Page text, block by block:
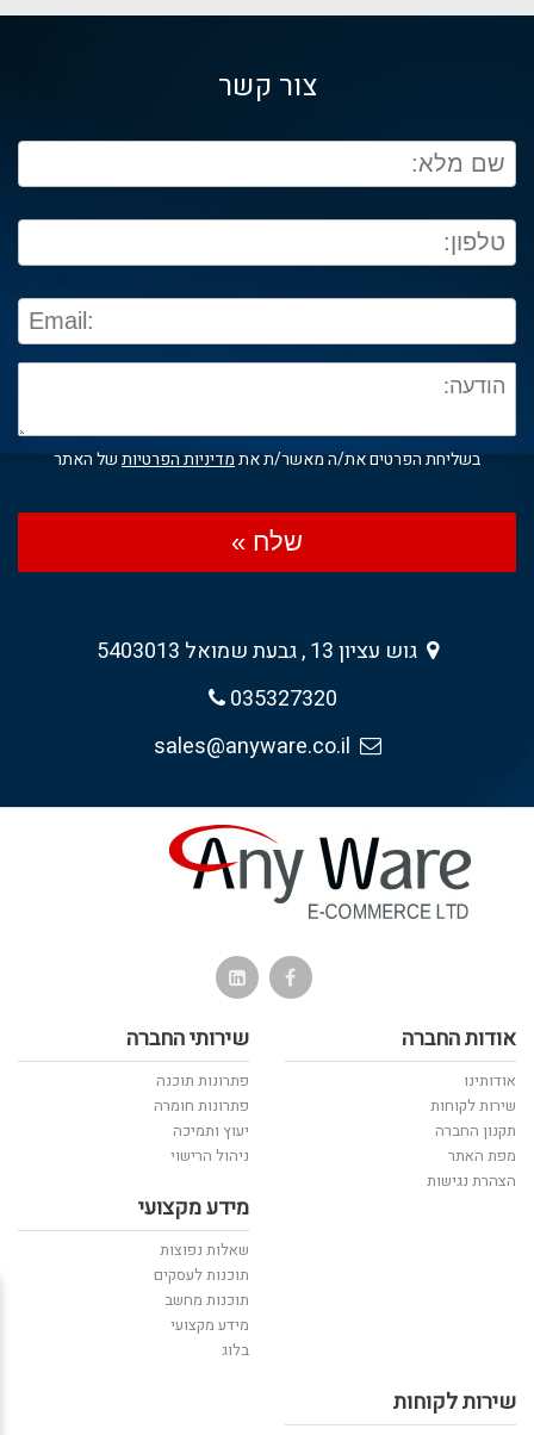
צור קשר
בשליחת הפרטים את/ה מאשר/ת אתמדיניות הפרטיותשל האתר
שלח »
גוש עציון 13 , גבעת שמואל 5403013
035327320
אודות החברה
אודותינו
שירות לקוחות
תקנון החברה
מפת האתר
הצהרת נגישות
שירותי החברה
פתרונות תוכנה
פתרונות חומרה
יעוץ ותמיכה
ניהול הרישוי
מידע מקצועי
שאלות נפוצות
תוכנות לעסקים
תוכנות מחשב
מידע מקצועי
בלוג
שירות לקוחות